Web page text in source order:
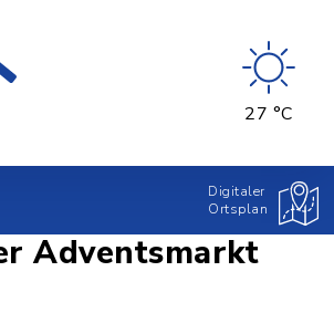
27 °C
Digitaler
Ortsplan
Adventsmarkt